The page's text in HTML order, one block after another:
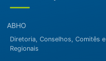
ABHO
Diretoria, Conselhos, Comitês e
Regionais